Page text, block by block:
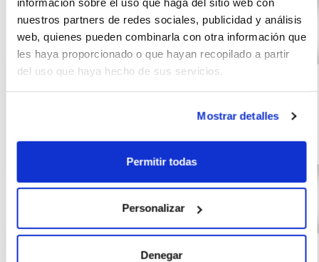
nuestros partners de redes sociales, publicidad y análisis
web, quienes pueden combinarla con otra información que
les haya proporcionado o que hayan recopilado a partir
del uso que haya hecho de sus servicios.
Mostrar detalles
Permitir todas
Personalizar
Denegar
VOLKSWAGEN
GOLF 2.0 TDI
428
€/mes
(IVA
incluido)
115
CV
Diésel
VOLKSWAGEN
398
€/mes
(IVA